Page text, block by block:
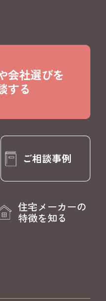
会社選びを
する
ご相談事例
住宅メーカーの
特徴を知る